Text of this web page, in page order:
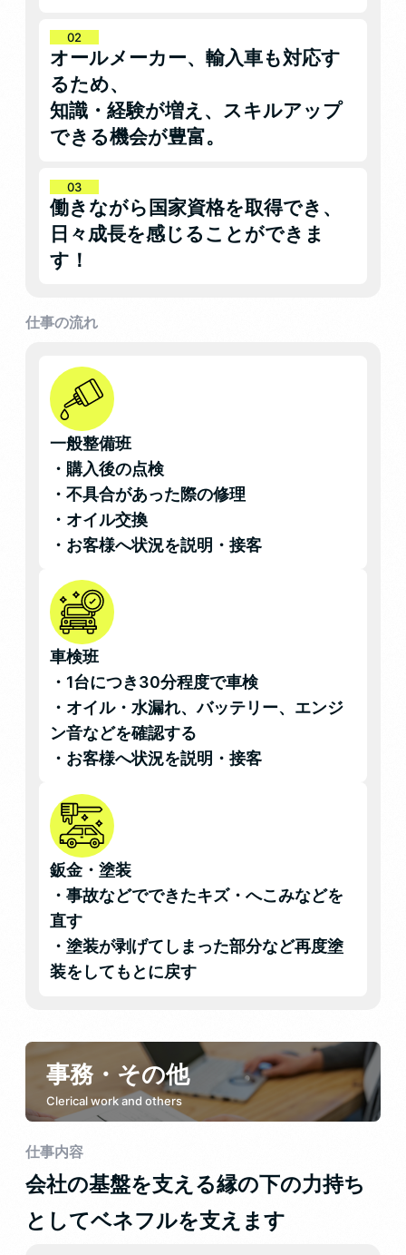
オールメーカー、輸入車も対応す
るため、
知識・経験が増え、スキルアップ
できる機会が豊富。
働きながら国家資格を取得でき、
日々成長を感じることができま
す！
仕事の流れ
一般整備班
・購入後の点検
・不具合があった際の修理
・オイル交換
・お客様へ状況を説明・接客
車検班
・1台につき30分程度で車検
・オイル・水漏れ、バッテリー、エンジ
ン音などを確認する
・お客様へ状況を説明・接客
鈑金・塗装
・事故などでできたキズ・へこみなどを
直す
・塗装が剥げてしまった部分など再度塗
装をしてもとに戻す
事務・その他
Clerical work and others
仕事内容
会社の基盤を支える縁の下の力持ち
としてベネフルを支えます